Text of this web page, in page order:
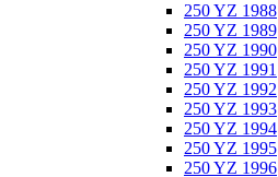
250 YZ 1988
250 YZ 1989
250 YZ 1990
250 YZ 1991
250 YZ 1992
250 YZ 1993
250 YZ 1994
250 YZ 1995
250 YZ 1996